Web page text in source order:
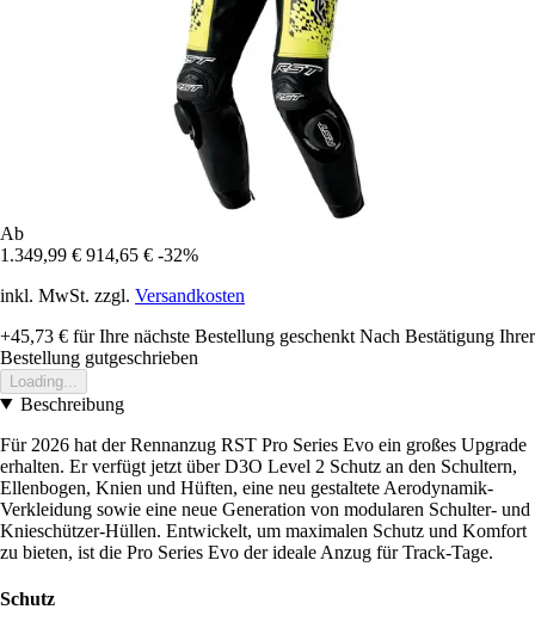
Ab
1.349,99 € 914,65 € -32%
inkl. MwSt. zzgl. Versandkosten
+45,73 € für Ihre nächste Bestellung geschenkt Nach Bestätigung Ihrer
Bestellung gutgeschrieben
Loading...
Beschreibung
Für 2026 hat der Rennanzug RST Pro Series Evo ein großes Upgrade
erhalten. Er verfügt jetzt über D3O Level 2 Schutz an den Schultern,
Ellenbogen, Knien und Hüften, eine neu gestaltete Aerodynamik-
Verkleidung sowie eine neue Generation von modularen Schulter- und
Knieschützer-Hüllen. Entwickelt, um maximalen Schutz und Komfort
zu bieten, ist die Pro Series Evo der ideale Anzug für Track-Tage.
Schutz